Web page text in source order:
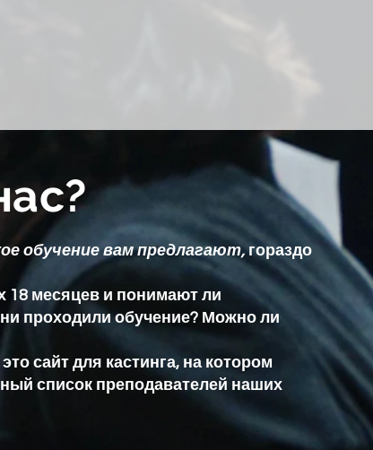
обучение вам предлагают,гораздо
18 месяцев и понимают ли
проходили обучение? Можно ли
сайт для кастинга, на котором
список преподавателей наших